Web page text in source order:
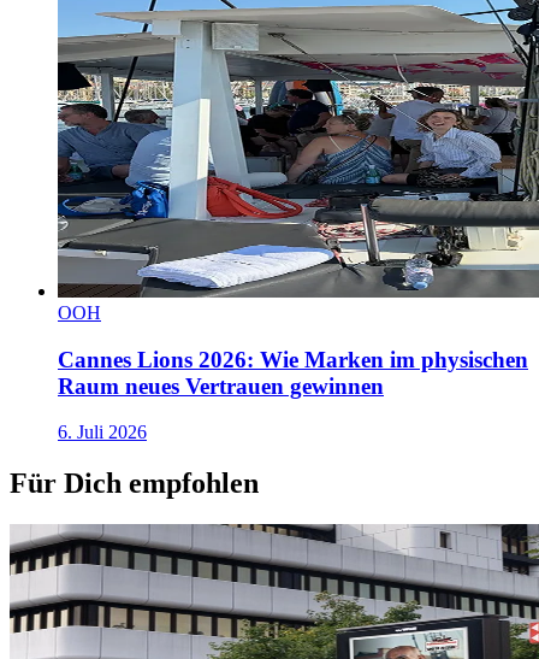
OOH
Cannes Lions 2026: Wie Marken im physischen
Raum neues Vertrauen gewinnen
6. Juli 2026
Für Dich empfohlen